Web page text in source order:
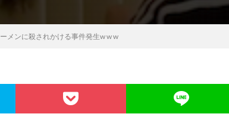
メンに殺されかける事件発生w w w